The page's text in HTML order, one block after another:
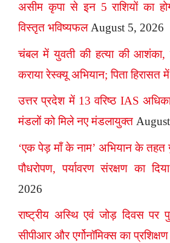
असीम कृपा से इन 5 राशियों का
विस्तृत भविष्यफल August 5, 2026
चंबल में युवती की हत्या की आशंका,
कराया रेस्क्यू अभियान; पिता हिरासत में
उत्तर प्रदेश में 13 वरिष्ठ IAS
मंडलों को मिले नए मंडलायुक्त
‘एक पेड़ माँ के नाम’ अभियान के तहत
पौधरोपण, पर्यावरण संरक्षण का
2026
राष्ट्रीय अस्थि एवं जोड़ दिवस पर
सीपीआर और एर्गोनॉमिक्स का प्रशिक्षण